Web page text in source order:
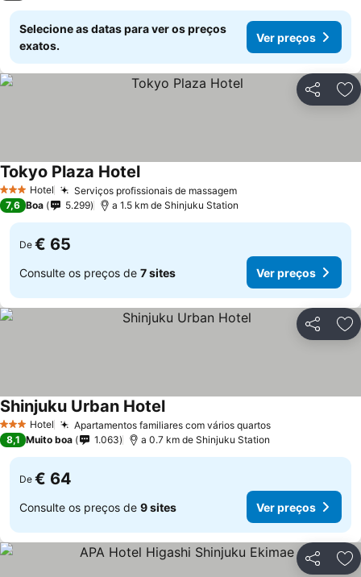
Selecione as datas para ver os preços
exatos.
Ver preços
Partilhar
3 EstrelasHotel Serviços profissionais de massagemVer preços
Tokyo Plaza HotelVer preços
7,6 Boa 5.299 a 1.5 km de Shinjuku Station
De € 65
Consulte os preços de 7 sites Ver preços
Partilhar
3 EstrelasHotel Apartamentos familiares com vários quartosVer preços
Shinjuku Urban HotelVer preços
8,1 Muito boa 1.063 a 0.7 km de Shinjuku Station
De € 64
Consulte os preços de 9 sites Ver preços
Partilhar